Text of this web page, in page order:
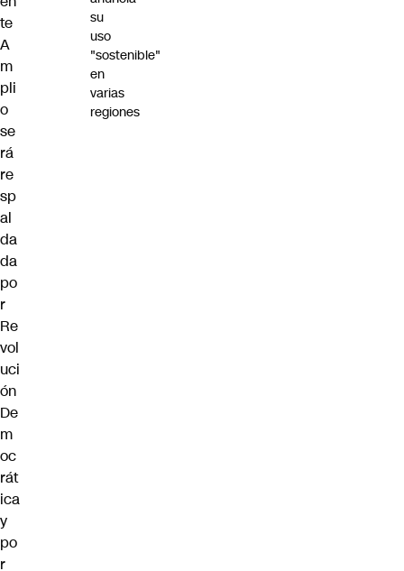
te
A
m
pli
o
se
rá
re
sp
al
da
da
po
r
Re
vol
uci
ón
De
m
oc
rát
ica
y
po
r
su
uso
"sostenible"
en
varias
regiones